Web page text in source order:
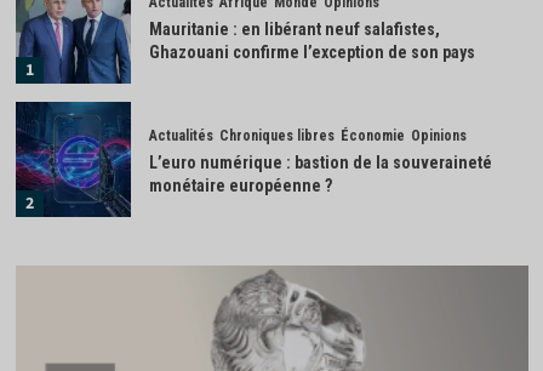
1
Mauritanie : en libérant neuf salafistes,
Ghazouani confirme l’exception de son pays
2
Actualités Chroniques libres Économie Opinions
L’euro numérique : bastion de la souveraineté
monétaire européenne ?
Actualités Économie
IA : la France investit 655 millions d’euros pour
renforcer sa souveraineté numérique